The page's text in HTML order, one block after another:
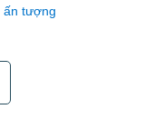
ấn tượng